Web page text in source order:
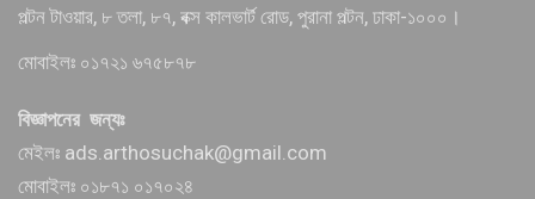
পল্টন টাওয়ার, ৮ তলা, ৮৭, বক্স কালভার্ট রোড, পুরানা পল্টন, ঢাকা-১০০০।
মোবাইলঃ ০১৭২১ ৬৭৫৮৭৮
বিজ্ঞাপনের জন্যঃ
মেইলঃ ads.arthosuchak@gmail.com
মোবাইলঃ ০১৮৭১ ০১৭০২৪